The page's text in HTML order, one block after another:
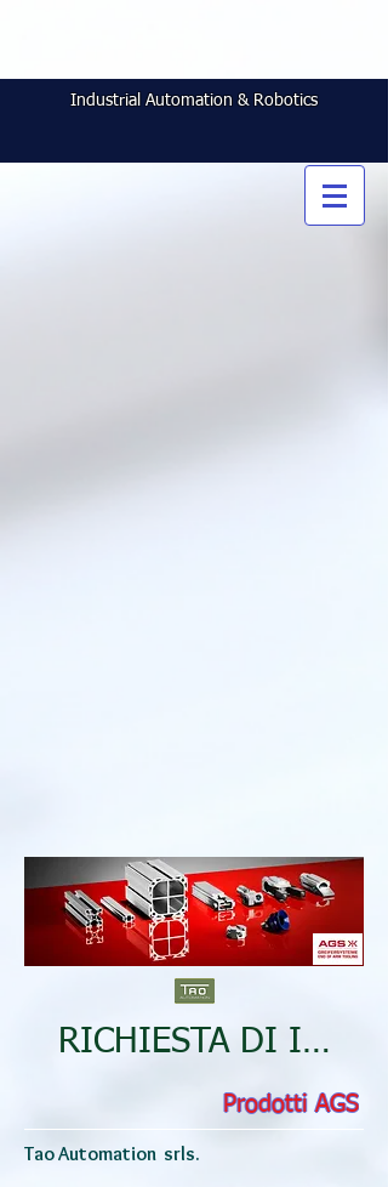
Industrial Automation & Robotics
RICHIESTA DI
Prodotti AGS
Tao Automation srls.